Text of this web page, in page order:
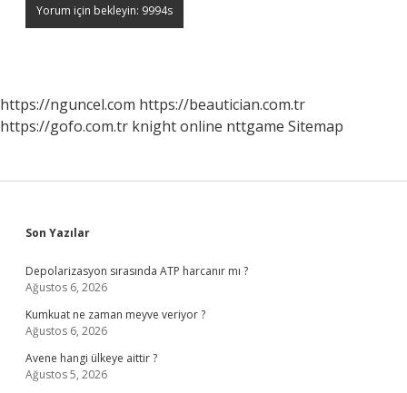
https://nguncel.com https://beautician.com.tr
https://gofo.com.tr knight online nttgame Sitemap
Sidebar
Son Yazılar
Depolarizasyon sırasında ATP harcanır mı ?
Ağustos 6, 2026
Kumkuat ne zaman meyve veriyor ?
Ağustos 6, 2026
Avene hangi ülkeye aittir ?
Ağustos 5, 2026